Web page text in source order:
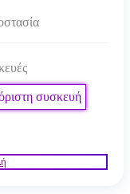
συσκευή